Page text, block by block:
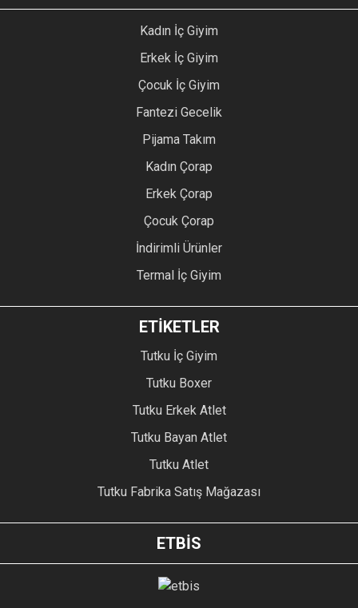
Kadın İç Giyim
Erkek İç Giyim
Çocuk İç Giyim
Fantezi Gecelik
Pijama Takım
Kadın Çorap
Erkek Çorap
Çocuk Çorap
İndirimli Ürünler
Termal İç Giyim
ETİKETLER
Tutku İç Giyim
Tutku Boxer
Tutku Erkek Atlet
Tutku Bayan Atlet
Tutku Atlet
Tutku Fabrika Satış Mağazası
ETBİS